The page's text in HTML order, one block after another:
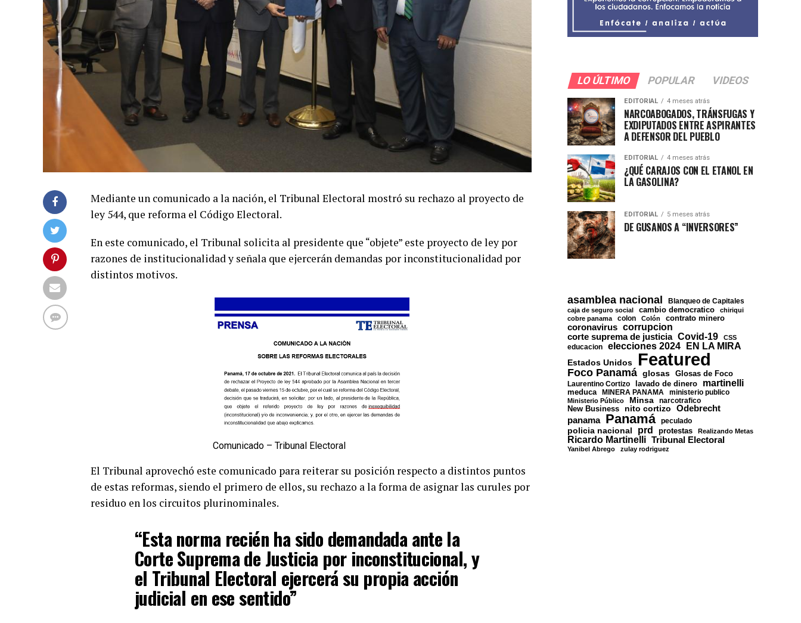
Mediante un comunicado a la nación, el Tribunal Electoral mostró su rechazo al proyecto de
ley 544, que reforma el Código Electoral.
En este comunicado, el Tribunal solicita al presidente que “objete” este proyecto de ley por
razones de institucionalidad y señala que ejercerán demandas por inconstitucionalidad por
distintos motivos.
Comunicado – Tribunal Electoral
El Tribunal aprovechó este comunicado para reiterar su posición respecto a distintos puntos
de estas reformas, siendo el primero de ellos, su rechazo a la forma de asignar las curules por
residuo en los circuitos plurinominales.
“Esta norma recién ha sido demandada ante la
Corte Suprema de Justicia por inconstitucional, y
el Tribunal Electoral ejercerá su propia acción
judicial en ese sentido”
LO ÚLTIMO POPULAR VIDEOS
EDITORIAL 4 meses atrás
NARCOABOGADOS, TRÁNSFUGAS Y
EXDIPUTADOS ENTRE ASPIRANTES
A DEFENSOR DEL PUEBLO
EDITORIAL 4 meses atrás
¿QUÉ CARAJOS CON EL ETANOL EN
LA GASOLINA?
EDITORIAL 5 meses atrás
DE GUSANOS A “INVERSORES”
asamblea nacional Blanqueo de Capitales
caja de seguro social cambio democratico
chiriqui
cobre panama
colon Colón contrato minero
coronavirus corrupcion
corte suprema de justicia Covid-19 CSS
educacion elecciones 2024 EN LA MIRA
Estados Unidos Featured
Foco Panamá glosas Glosas de Foco
Laurentino Cortizo lavado de dinero martinelli
meduca MINERA PANAMA ministerio publico
Ministerio Público Minsa
narcotrafico
New Business
nito cortizo Odebrecht
panama Panamá peculado
policia nacional prd protestas Realizando Metas
Ricardo Martinelli Tribunal Electoral
Yanibel Abrego zulay rodriguez